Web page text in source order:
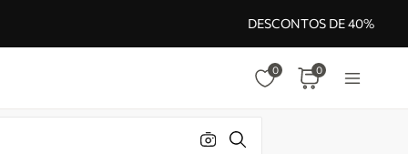
DESCONTOS DE 40%
0 0